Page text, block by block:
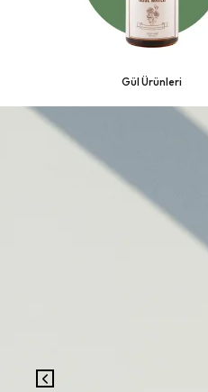
Gül Ürünleri